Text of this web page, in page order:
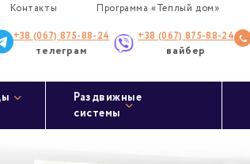
Контакты Программа «Теплый дом»
+38 (067) 875-88-24
телеграм
+38 (067) 875-88-24
вайбер
Раздвижные
системы